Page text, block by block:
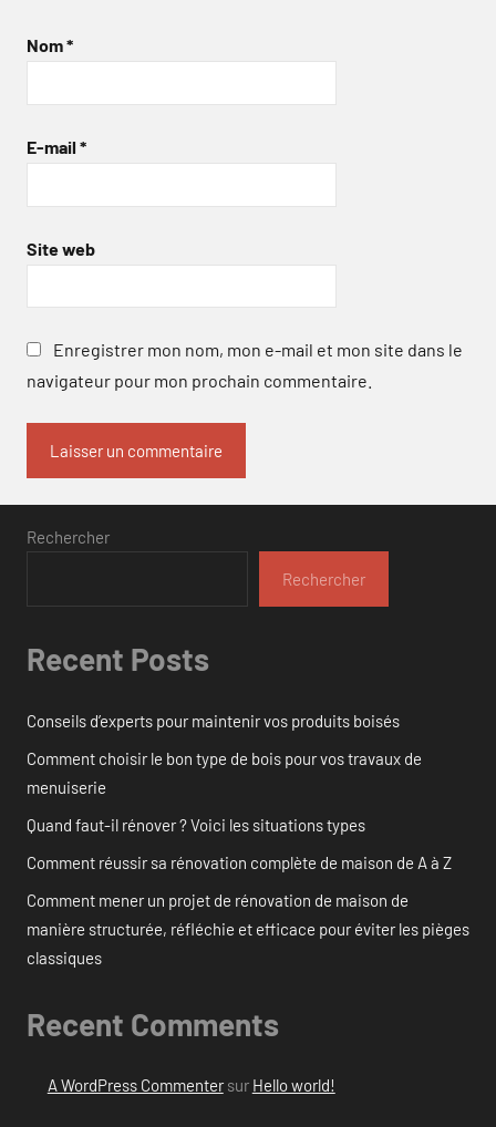
Nom*
E-mail *
Site web
Enregistrer mon nom, mon e-mail et mon site dans le
navigateur pour mon prochain commentaire.
Rechercher
Rechercher
Recent Posts
Conseils d’experts pour maintenir vos produits boisés
Comment choisir le bon type de bois pour vos travaux de
menuiserie
Quand faut-il rénover ? Voici les situations types
Comment réussir sa rénovation complète de maison de A à Z
Comment mener un projet de rénovation de maison de
manière structurée, réfléchie et efficace pour éviter les pièges
classiques
Recent Comments
A WordPress Commentersur Hello world!